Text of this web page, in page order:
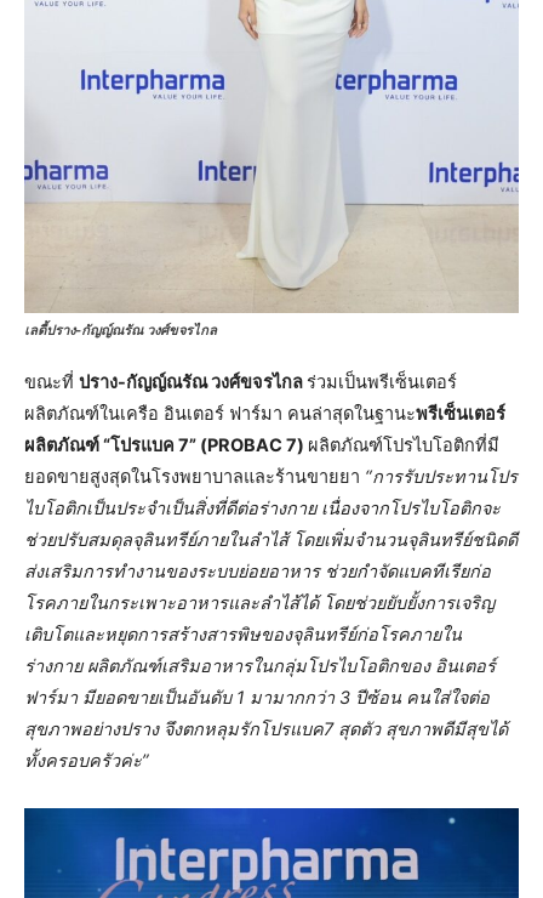
เลดี้ปราง-กัญญ์ณรัณ วงศ์ขจรไกล
ขณะที่ ปราง-กัญญ์ณรัณ วงศ์ขจรไกล ร่วมเป็นพรีเซ็นเตอร์
ผลิตภัณฑ์ในเครือ อินเตอร์ ฟาร์มา คนล่าสุดในฐานะพรีเซ็นเตอร์
ผลิตภัณฑ์ “โปรแบค 7” (PROBAC 7) ผลิตภัณฑ์โปรไบโอติกที่มี
ยอดขายสูงสุดในโรงพยาบาลและร้านขายยา “การรับประทานโปร
ไบโอติกเป็นประจำเป็นสิ่งที่ดีต่อร่างกาย เนื่องจากโปรไบโอติกจะ
ช่วยปรับสมดุลจุลินทรีย์ภายในลำไส้ โดยเพิ่มจำนวนจุลินทรีย์ชนิดดี
ส่งเสริมการทำงานของระบบย่อยอาหาร ช่วยกำจัดแบคทีเรียก่อ
โรคภายในกระเพาะอาหารและลำไส้ได้ โดยช่วยยับยั้งการเจริญ
เติบโตและหยุดการสร้างสารพิษของจุลินทรีย์ก่อโรคภายใน
ร่างกาย ผลิตภัณฑ์เสริมอาหารในกลุ่มโปรไบโอติกของ อินเตอร์
ฟาร์มา มียอดขายเป็นอันดับ 1 มามากกว่า 3 ปีซ้อน คนใส่ใจต่อ
สุขภาพอย่างปราง จึงตกหลุมรักโปรแบค7 สุดตัว สุขภาพดีมีสุขได้
ทั้งครอบครัวค่ะ”